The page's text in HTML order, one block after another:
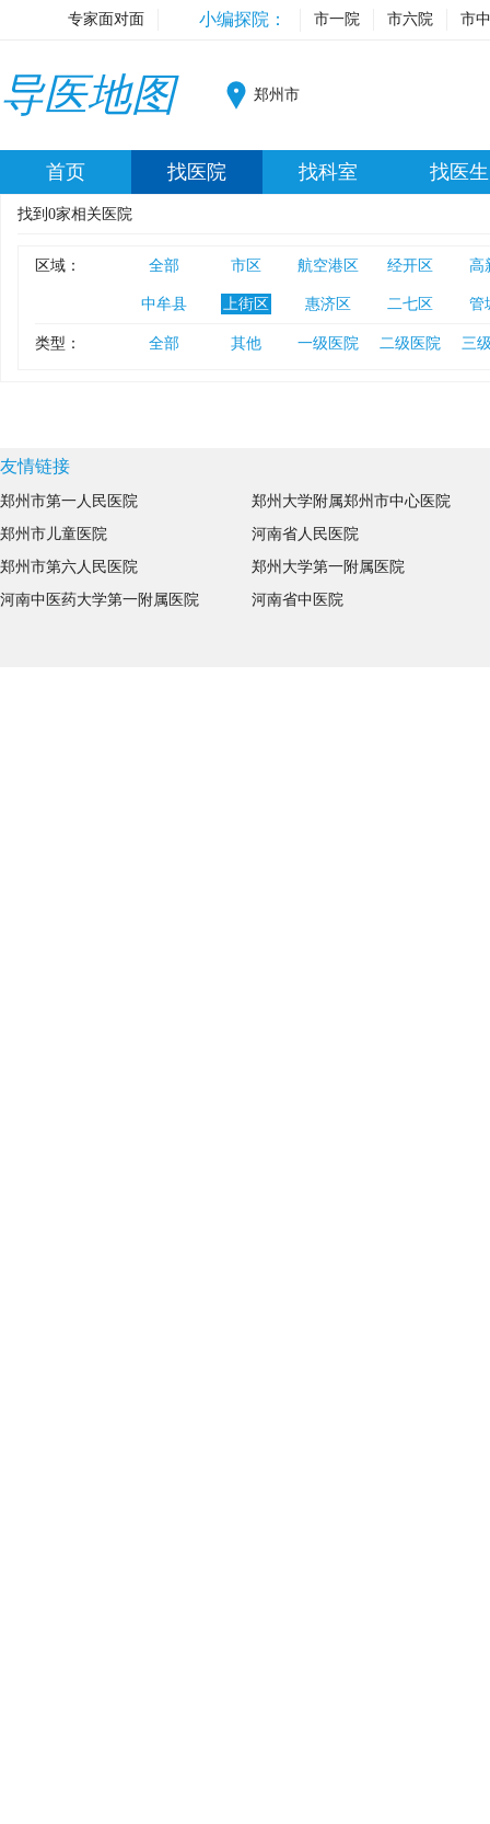
专家面对面 小编探院： 市一院 市六院 市
导医地图 郑州市
首页 找医院 找科室 找医生
找到 0家相关医院
区域： 全部 市区 航空港区 经开区 高
中牟县 上街区 惠济区 二七区 管
类型： 全部 其他 一级医院 二级医院 三
友情链接
郑州市第一人民医院
郑州市儿童医院
郑州市第六人民医院
河南中医药大学第一附属医院
郑州大学附属郑州市中心医院
河南省人民医院
郑州大学第一附属医院
河南省中医院